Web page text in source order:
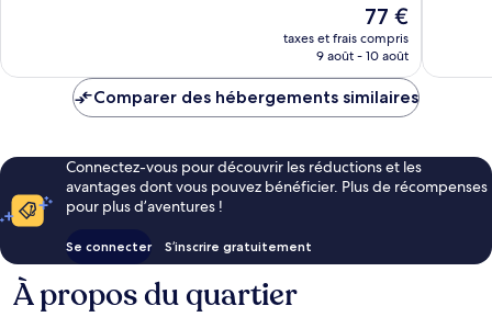
Le
nouveau
prix
de
77 €
taxes et frais compris
9 août - 10 août
Comparer des hébergements similaires
Connectez-vous pour découvrir les réductions et les
avantages dont vous pouvez bénéficier. Plus de récompenses
pour plus d’aventures !
Se connecter S’inscrire gratuitement
À propos du quartier